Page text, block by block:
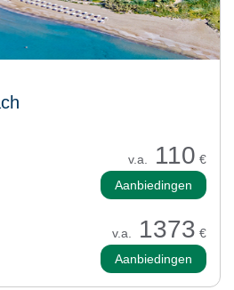
v.a. 110 €
Aanbiedingen
v.a. 1373 €
Aanbiedingen